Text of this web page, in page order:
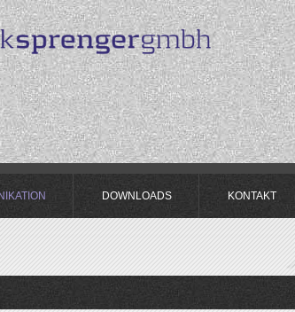
DOWNLOADS KONTAKT